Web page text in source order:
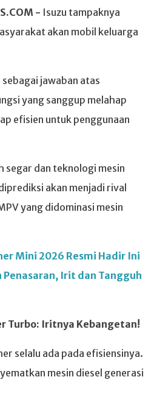
- Isuzu tampaknya
akan mobil keluarga
jawaban atas
yang sanggup melahap
efisien untuk penggunaan
segar dan teknologi mesin
akan menjadi rival
yang didominasi mesin
Mini 2026 Resmi Hadir Ini
Irit dan Tangguh
Turbo: Iritnya Kebangetan!
selalu ada pada efisiensinya.
mesin diesel generasi